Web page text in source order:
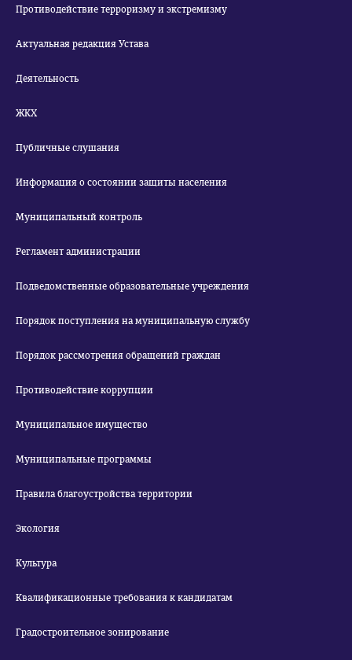
Противодействие терроризму и экстремизму
Актуальная редакция Устава
Деятельность
ЖКХ
Публичные слушания
Информация о состоянии защиты населения
Муниципальный контроль
Регламент администрации
Подведомственные образовательные учреждения
Порядок поступления на муниципальную службу
Порядок рассмотрения обращений граждан
Противодействие коррупции
Муниципальное имущество
Муниципальные программы
Правила благоустройства территории
Экология
Культура
Квалификационные требования к кандидатам
Градостроительное зонирование